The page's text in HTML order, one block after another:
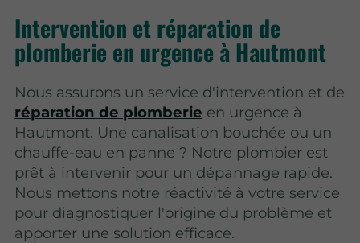
Intervention et réparation de
plomberie en urgence à Hautmont
Nous assurons un service d'intervention et de
réparation de plomberie en urgence à
Hautmont. Une canalisation bouchée ou un
chauffe-eau en panne ? Notre plombier est
prêt à intervenir pour un dépannage rapide.
Nous mettons notre réactivité à votre service
pour diagnostiquer l'origine du problème et
apporter une solution efficace.